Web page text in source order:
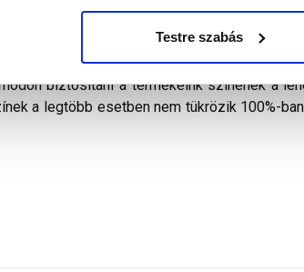
Testre szabás
biztosítani a termékeink színének a
a legtöbb esetben nem tükrözik 100%-